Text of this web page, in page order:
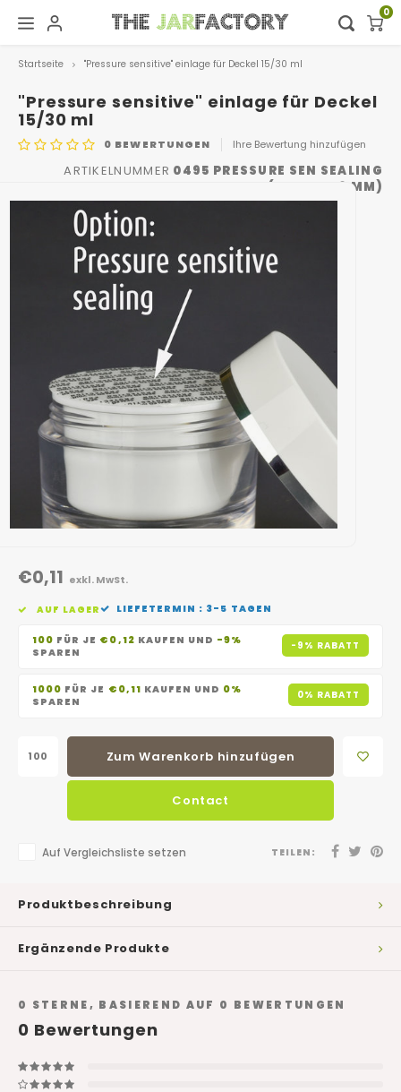
Hoofdmenu / digital showroom
Digital showroom
Dekoration
Sprache
Nederlands
Deutsch
0
Startseite "Pressure sensitive" einlage für Deckel 15/30 ml
"Pressure sensitive" einlage für Deckel
15/30 ml
0 BEWERTUNGEN Ihre Bewertung hinzufügen
ARTIKELNUMMER 0495 PRESSURE SEN SEALING
(DIAM 47,3 MM)
€0,11 exkl. MwSt.
AUF LAGER LIEFETERMIN : 3-5 TAGEN
100 FÜR JE €0,12 KAUFEN UND -9%
SPAREN
-9% RABATT
1000 FÜR JE €0,11 KAUFEN UND 0%
SPAREN
0% RABATT
Zum Warenkorb hinzufügen
Contact
Auf Vergleichsliste setzen TEILEN:
Produktbeschreibung
Ergänzende Produkte
0 STERNE, BASIEREND AUF 0 BEWERTUNGEN
0 Bewertungen